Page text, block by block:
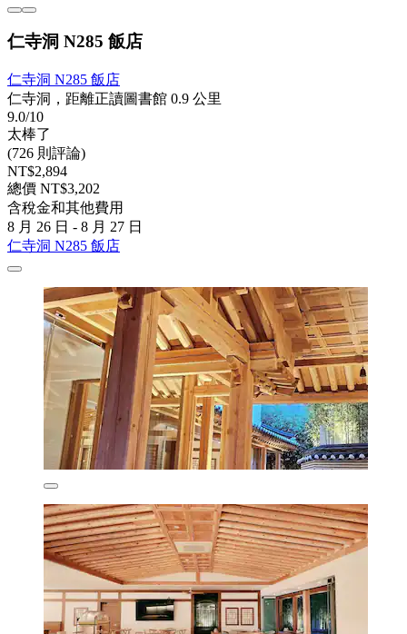
仁寺洞 N285 飯店
仁寺洞 N285 飯店
仁寺洞，距離正讀圖書館 0.9 公里
9.0/10
太棒了
(726 則評論)
NT$2,894
總價 NT$3,202
含稅金和其他費用
8 月 26 日 - 8 月 27 日
仁寺洞 N285 飯店